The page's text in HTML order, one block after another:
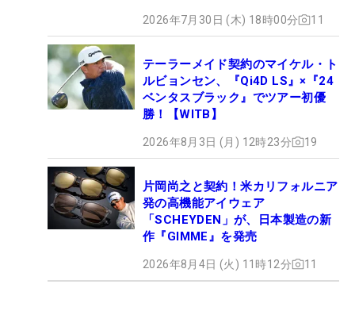
2026年7月30日 (木) 18時00分 11
テーラーメイド契約のマイケル・ト
ルビョンセン、『Qi4D LS』×『24
ベンタスブラック』でツアー初優
勝！【WITB】
2026年8月3日 (月) 12時23分 19
片岡尚之と契約！米カリフォルニア
発の高機能アイウェア
「SCHEYDEN」が、日本製造の新
作『GIMME』を発売
2026年8月4日 (火) 11時12分 11